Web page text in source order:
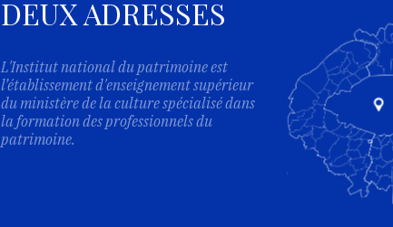
DEUX ADRESSES
L'Institut national du patrimoine est
l’établissement d'enseignement supérieur
du ministère de la culture spécialisé dans
la formation des professionnels du
patrimoine.